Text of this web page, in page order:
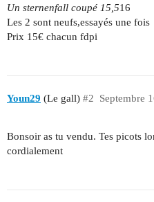
Un sternenfall coupé 15,516
Les 2 sont neufs,essayés une fois
Prix 15€ chacun fdpi
Youn29 (Le gall) Septembre
#2
Bonsoir as tu vendu. Tes picots
cordialement